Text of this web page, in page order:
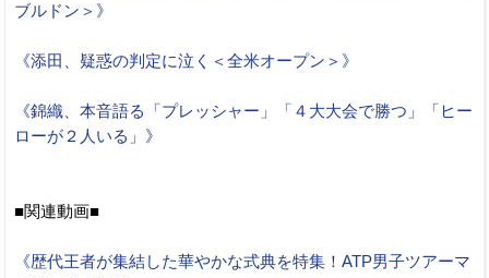
ブルドン＞》
《添田、疑惑の判定に泣く＜全米オープン＞》
《錦織、本音語る「プレッシャー」「４大大会で勝つ」「ヒー
ローが２人いる」》
■関連動画■
《歴代王者が集結した華やかな式典を特集！ATP男子ツアーマ